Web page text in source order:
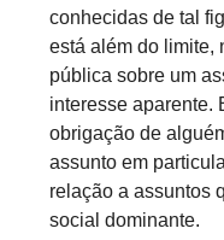
conhecidas de tal
está além do limite,
pública sobre um
interesse aparente.
obrigação de
assunto em
relação a assuntos
social dominante.